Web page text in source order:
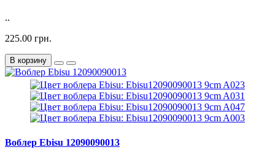
..
225.00 грн.
В корзину
Воблер Ebisu 12090090013